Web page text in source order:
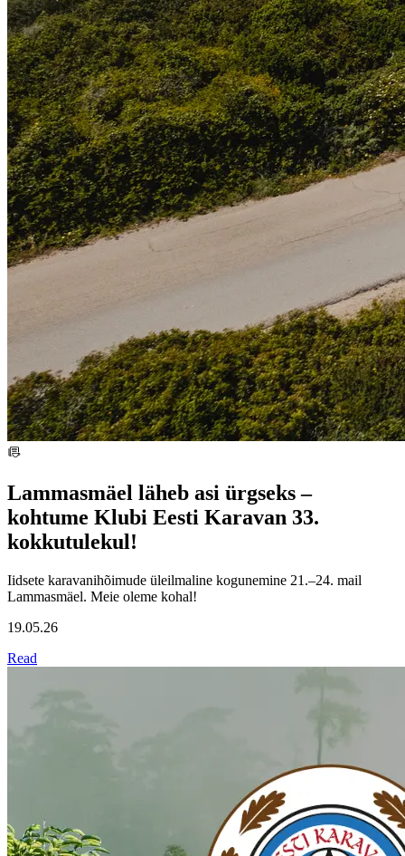
Lammasmäel läheb asi ürgseks –
kohtume Klubi Eesti Karavan 33.
kokkutulekul!
Iidsete karavanihõimude üleilmaline kogunemine 21.–24. mail
Lammasmäel. Meie oleme kohal!
19.05.26
Read